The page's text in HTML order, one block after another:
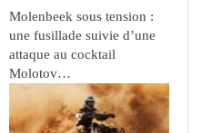
Molenbeek sous tension :
une fusillade suivie d’une
attaque au cocktail
Molotov…